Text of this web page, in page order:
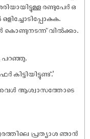
രണ്ടുപേർ ഒ
ഒളിച്ചോടിപ്പോകുക.
കൊണ്ടുനടന്ന് വിൽക്കും.
പറഞ്ഞു.
അവൾ ആശ്വാസത്തോടെ
പ്രത്യാശ ഞാൻ